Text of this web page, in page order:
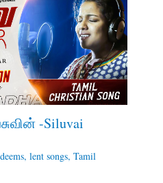
-Siluvai
, lent songs, Tamil